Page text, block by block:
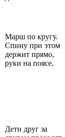
Марш по кругу.
Спину при этом
держит прямо,
руки на поясе.
Дети друг за